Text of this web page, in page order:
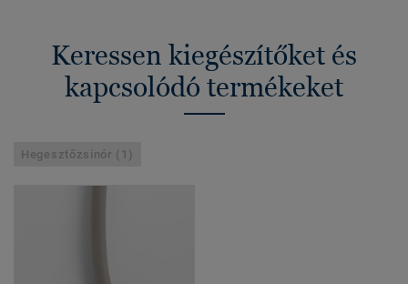
Keressen kiegészítőket és
kapcsolódó termékeket
Hegesztőzsinór (1)